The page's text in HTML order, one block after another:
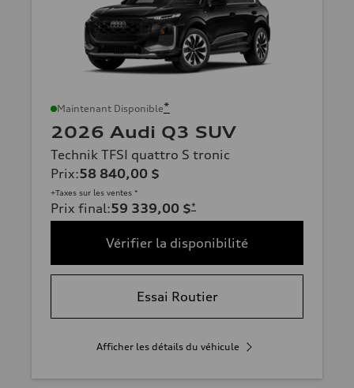
Maintenant Disponible*
2026 Audi Q3 SUV
Technik TFSI quattro S tronic
Prix:58 840,00 $
+Taxes sur les ventes *
Prix final:59 339,00 $*
Vérifier la disponibilité
Essai Routier
Afficher les détails du véhicule